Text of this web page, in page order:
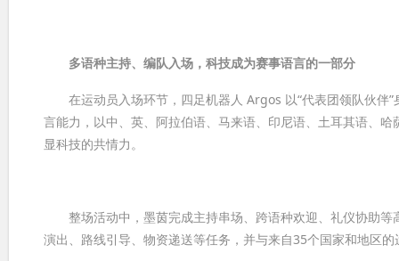
多语种主持、编队入场，科技成为赛事语言的一部分
在运动员入场环节，四足机器人 Argos 以“代表团领队伙伴”
言能力，以中、英、阿拉伯语、马来语、印尼语、土耳其语、
显科技的共情力。
整场活动中，墨茵完成主持串场、跨语种欢迎、礼仪协助等
演出、路线引导、物资递送等任务，并与来自35个国家和地区